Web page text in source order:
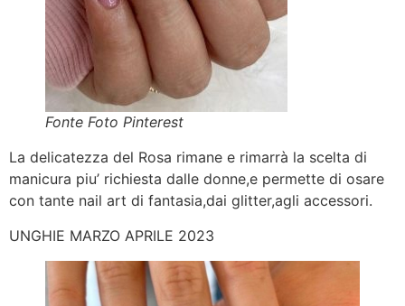
Fonte Foto Pinterest
La delicatezza del Rosa rimane e rimarrà la scelta di
manicura piu’ richiesta dalle donne,e permette di osare
con tante nail art di fantasia,dai glitter,agli accessori.
UNGHIE MARZO APRILE 2023